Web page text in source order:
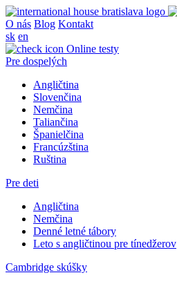
O nás Blog Kontakt
sk en
Online testy
Pre dospelých
Angličtina
Slovenčina
Nemčina
Taliančina
Španielčina
Francúzština
Ruština
Pre deti
Angličtina
Nemčina
Denné letné tábory
Leto s angličtinou pre tínedžerov
Cambridge skúšky